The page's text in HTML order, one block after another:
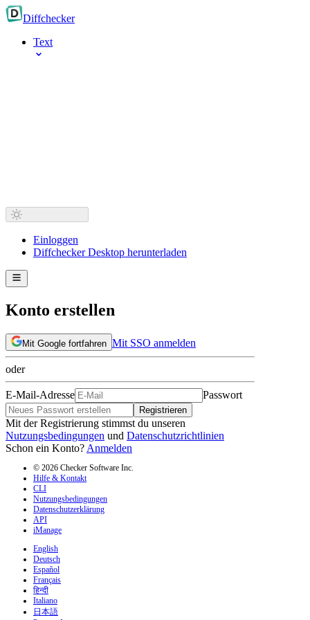
Diffchecker
Text
Einloggen
Diffchecker Desktop herunterladen
Konto erstellen
Mit Google fortfahren Mit SSO anmelden
oder
E-Mail-Adresse Passwort
Registrieren
Mit der Registrierung stimmst du unseren
Nutzungsbedingungen und Datenschutzrichtlinien
Schon ein Konto? Anmelden
© 2026 Checker Software Inc.
Hilfe & Kontakt
CLI
Nutzungsbedingungen
Datenschutzerklärung
API
iManage
English
Deutsch
Español
Français
हिन्दी
Italiano
日本語